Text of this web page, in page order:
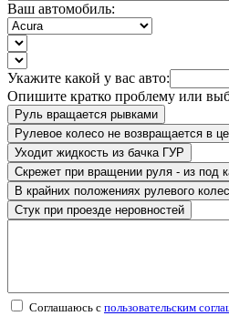
Ваш автомобиль:
Укажите какой у вас авто:
Опишите кратко проблему или
Соглашаюсь с пользовательским